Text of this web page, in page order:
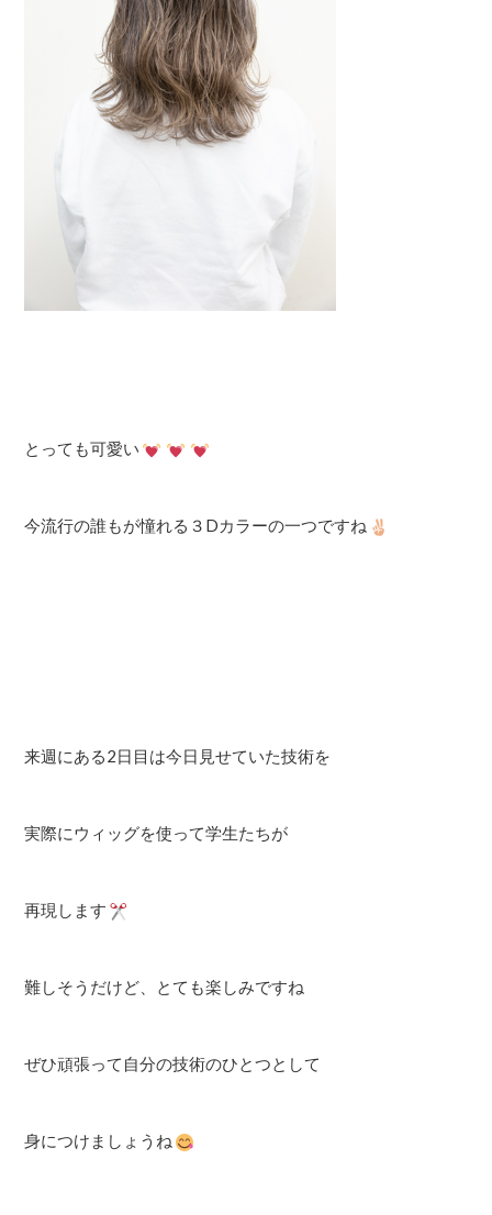
とっても可愛い
今流行の誰もが憧れる３Dカラーの一つですね
来週にある2日目は今日見せていた技術を
実際にウィッグを使って学生たちが
再現します
難しそうだけど、とても楽しみですね
ぜひ頑張って自分の技術のひとつとして
身につけましょうね